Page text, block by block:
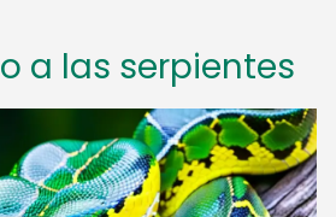
a las serpientes